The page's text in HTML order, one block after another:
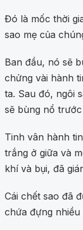
Đó là mốc thời
sao mẹ của
Ban đầu, nó sẽ
chửng vài hành
ta. Sau đó, ngôi
sẽ bùng nổ
Tinh vân hành
trắng ở giữa và
khí và bụi, đã
Cái chết sao đã
chứa đựng nhiều